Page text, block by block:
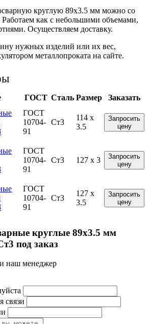
круглую 89х3.5 мм можно со
Работаем как с небольшими объемами,
Осуществляем доставку.
нужных изделий или их вес,
металлопроката на сайте.
ГОСТ Сталь Размер
Заказать
ГОСТ
10704-
91
Ст3
114 x
3.5
Запросить
цену
ГОСТ
10704-
91
Ст3 127 x 3
Запросить
цену
ГОСТ
10704-
91
Ст3
127 x
3.5
Запросить
цену
круглые 89x3.5 мм
под заказ
наш менеджер
связи